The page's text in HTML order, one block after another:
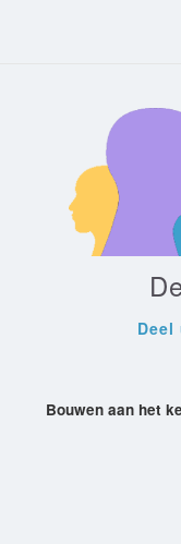
Bouwen aan het